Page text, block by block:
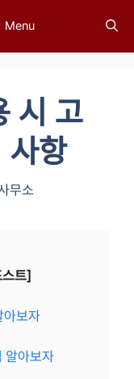
Menu
시 고
사항
무소
트]
보자
알아보자